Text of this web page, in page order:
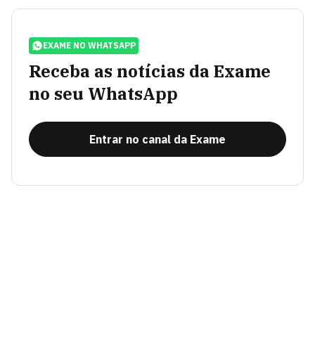
EXAME NO WHATSAPP
Receba as notícias da Exame
no seu WhatsApp
Entrar no canal da Exame